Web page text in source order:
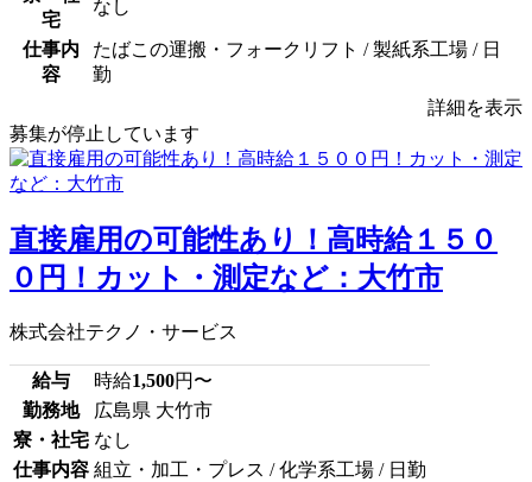
宅
なし
仕事内
容
たばこの運搬・フォークリフト / 製紙系工場 / 日
勤
詳細を表示
募集が停止しています
直接雇用の可能性あり！高時給１５０
０円！カット・測定など：大竹市
株式会社テクノ・サービス
給与 時給1,500円〜
勤務地
広島県 大竹市
寮・社宅 なし
仕事内容 組立・加工・プレス / 化学系工場 / 日勤